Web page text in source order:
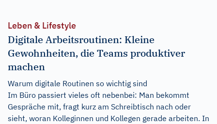
Leben & Lifestyle
Digitale Arbeitsroutinen: Kleine
Gewohnheiten, die Teams produktiver
machen
Warum digitale Routinen so wichtig sind
Im Büro passiert vieles oft nebenbei: Man bekommt
Gespräche mit, fragt kurz am Schreibtisch nach oder
sieht, woran Kolleginnen und Kollegen gerade arbeiten. In